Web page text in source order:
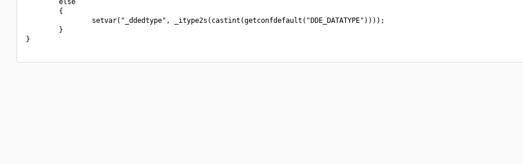
        else
        {
                setvar("_ddedtype", _itype2s(castint(getconfdefault("DDE_DATATYPE"))));
        }
}